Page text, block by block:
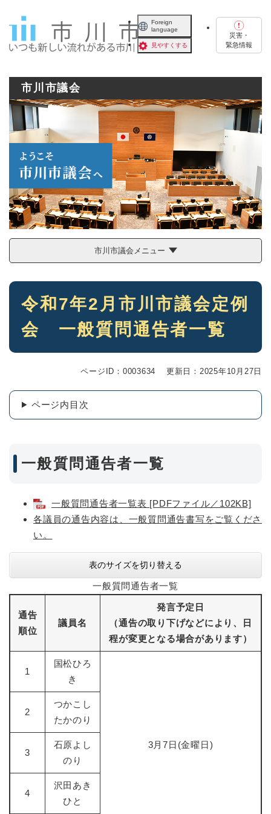
Foreign
language
見やすくする
災害・
緊急情報
市川市議会
市川市議会メニュー
本
令和7年2月市川市議会定例
会 一般質問通告者一覧
ページID：0003634 更新日：2025年10月27日
ページ内目次
一般質問通告者一覧
一般質問通告者一覧表 [PDFファイル／102KB]
各議員の通告内容は、一般質問通告書写をご覧くださ
い。
表のサイズを切り替える
一般質問通告者一覧
通告
順位
議員名
発言予定日
（通告の取り下げなどにより、日
程が変更となる場合があります）
1
国松ひろ
き
3月7日(金曜日)
2
つかこし
たかのり
3
石原よし
のり
4
沢田あき
ひと